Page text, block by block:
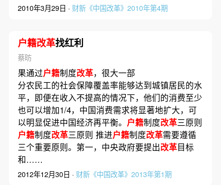
2010年3月29日 · 财新《中国改革》2010年第4期
户籍改革找红利
蔡昉
果通过户籍制度改革，很大一部
分农民工的社会保障覆盖率能够达到城镇居民的水
平，即便在收入不提高的情况下，他们的消费至少
也可以增加1/4，中国消费需求将显著地扩大，可
以明显促进中国经济再平衡。 户籍制度改革三原则
户籍制度改革三原则 推进户籍制度改革需要遵循
三个重要原则。第一，中央政府要提出改革目标
和……
2012年12月30日 · 财新《中国改革》2013年第1期